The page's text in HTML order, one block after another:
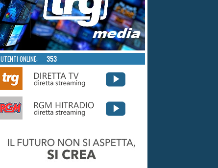
UTENTI ONLINE: 353